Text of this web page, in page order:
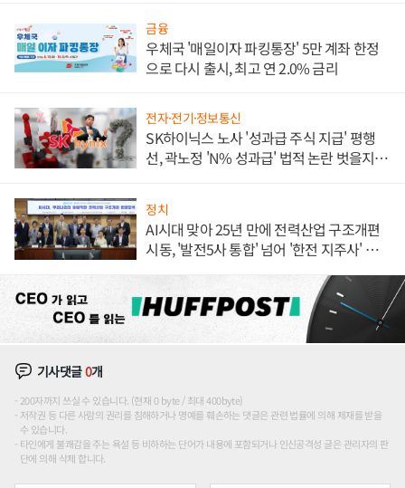
금융
우체국 '매일이자 파킹통장' 5만 계좌 한정
으로 다시 출시, 최고 연 2.0% 금리
전자·전기·정보통신
SK하이닉스 노사 '성과급 주식 지급' 평행
선, 곽노정 'N% 성과급' 법적 논란 벗을지 주
정치
AI시대 맞아 25년 만에 전력산업 구조개편
시동, '발전5사 통합' 넘어 '한전 지주사' 재편
기사댓글0개
200자까지 쓰실 수 있습니다. (현재 0 byte / 최대 400byte)
저작권 등 다른 사람의 권리를 침해하거나 명예를 훼손하는 댓글은 관련 법률에 의해 제재를 받을
수 있습니다.
타인에게 불쾌감을 주는 욕설 등 비하하는 단어가 내용에 포함되거나 인신공격성 글은 관리자의 판
단에 의해 삭제 합니다.